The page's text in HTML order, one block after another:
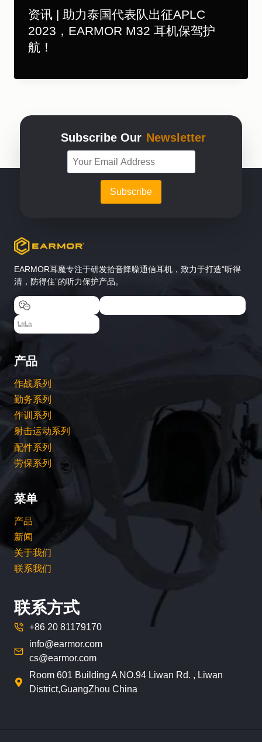
资讯 | 助力泰国代表队出征APLC
2023，EARMOR M32 耳机保驾护
航！
Subscribe Our Newsletter
EARMOR耳魔专注于研发拾音降噪通信耳机，致力于打造“听得
清，防得住”的听力保护产品。
产品
作战系列
勤务系列
作训系列
射击运动系列
配件系列
劳保系列
菜单
产品
新闻
关于我们
联系我们
联系方式
+86 20 81179170
info@earmor.com
cs@earmor.com
Room 601 Building A NO.94 Liwan Rd. , Liwan
District,GuangZhou China